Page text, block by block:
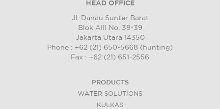
HEAD OFFICE
Jl. Danau Sunter Barat
Blok AIII No. 38-39
Jakarta Utara 14350
Phone : +62 (21) 650-5668 (hunting)
Fax : +62 (21) 651-2556
PRODUCTS
WATER SOLUTIONS
KULKAS